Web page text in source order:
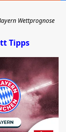
Wettprognose
Tipps